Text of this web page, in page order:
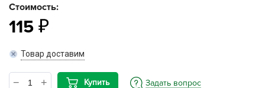
Стоимость:
115
Товар доставим
Купить Задать вопрос